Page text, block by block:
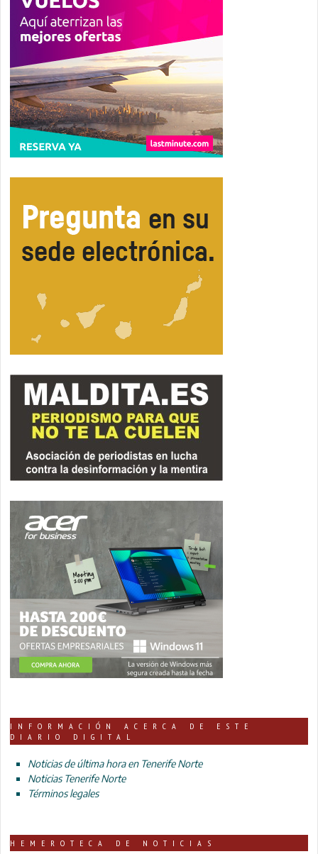
INFORMACIÓN ACERCA DE ESTE
DIARIO DIGITAL
Noticias de última hora en Tenerife Norte
Noticias Tenerife Norte
Términos legales
HEMEROTECA DE NOTICIAS